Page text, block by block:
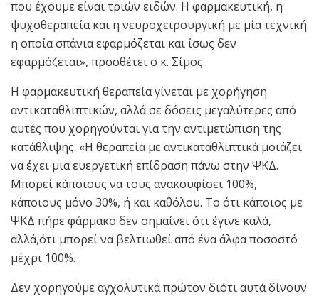
που έχουμε είναι τριών ειδών. Η φαρμακευτική, η
ψυχοθεραπεία και η νευροχειρουργική με μία τεχνική
η οποία σπάνια εφαρμόζεται και ίσως δεν
εφαρμόζεται», προσθέτει ο κ. Σίμος.
Η φαρμακευτική θεραπεία γίνεται με χορήγηση
αντικαταθλιπτικών, αλλά σε δόσεις μεγαλύτερες από
αυτές που χορηγούνται για την αντιμετώπιση της
κατάθλιψης. «Η θεραπεία με αντικαταθλιπτικά μοιάζει
να έχει μια ευεργετική επίδραση πάνω στην ΨΚΔ.
Μπορεί κάποιους να τους ανακουφίσει 100%,
κάποιους μόνο 30%, ή και καθόλου. Το ότι κάποιος με
ΨΚΔ πήρε φάρμακο δεν σημαίνει ότι έγινε καλά,
αλλά,ότι μπορεί να βελτιωθεί από ένα άλφα ποσοστό
μέχρι 100%.
Δεν χορηγούμε αγχολυτικά πρώτον διότι αυτά δίνουν